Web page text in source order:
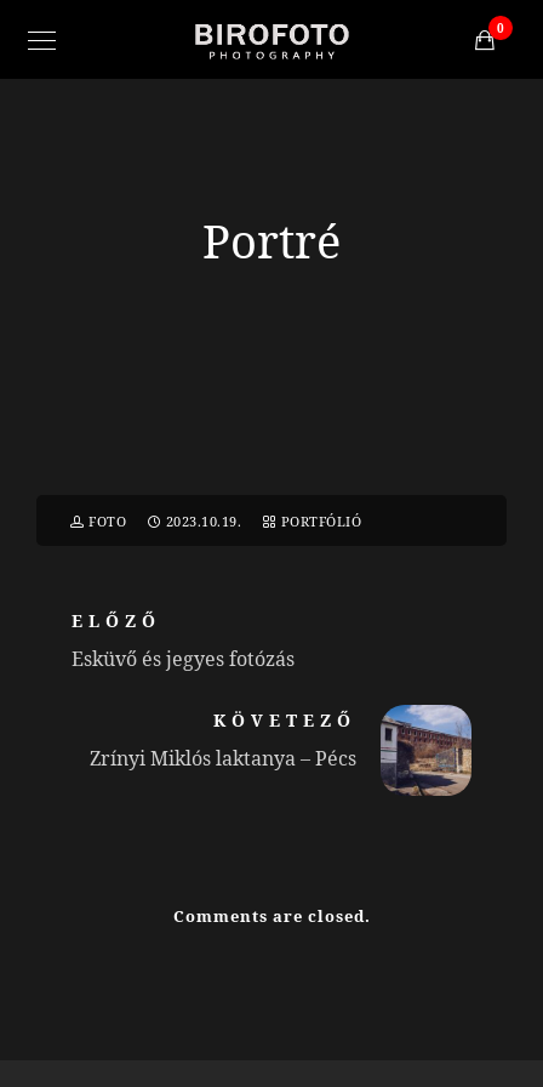
0
Portré
FOTO 2023.10.19. PORTFÓLIÓ
ELŐZŐ
Esküvő és jegyes fotózás
KÖVETEZŐ
Zrínyi Miklós laktanya – Pécs
Comments are closed.